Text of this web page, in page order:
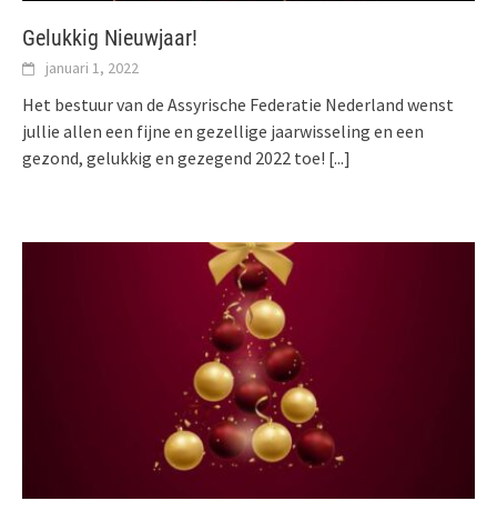
Gelukkig Nieuwjaar!
januari 1, 2022
Het bestuur van de Assyrische Federatie Nederland wenst
jullie allen een fijne en gezellige jaarwisseling en een
gezond, gelukkig en gezegend 2022 toe! [...]